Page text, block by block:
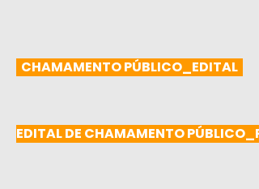
CHAMAMENTO PÚBLICO_EDITAL
EDITAL DE CHAMAMENTO